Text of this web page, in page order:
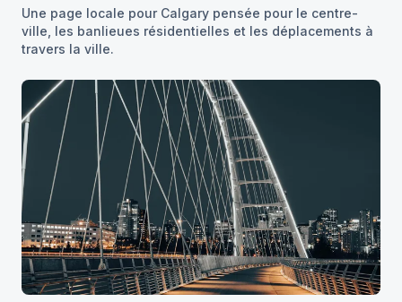
Une page locale pour Calgary pensée pour le centre-
ville, les banlieues résidentielles et les déplacements à
travers la ville.